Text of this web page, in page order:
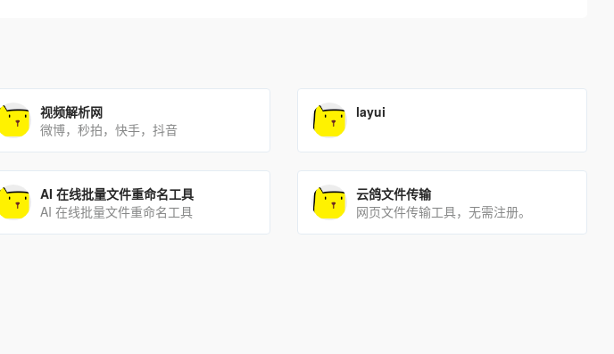
视频解析网
微博，秒拍，快手，抖音
layui
AI 在线批量文件重命名工具
AI 在线批量文件重命名工具
云鸽文件传输
网页文件传输工具，无需注册。